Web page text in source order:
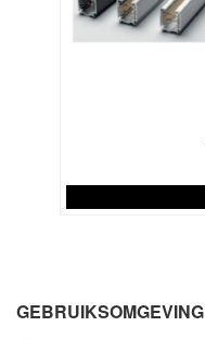
variaties.
GEBRUIKSOMGEVING